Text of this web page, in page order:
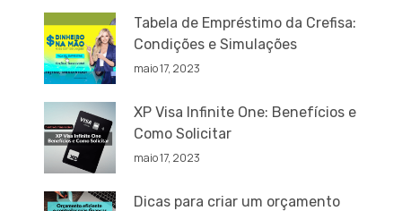
Tabela de Empréstimo da Crefisa:
Condições e Simulações
maio 17, 2023
XP Visa Infinite One: Benefícios e
Como Solicitar
maio 17, 2023
Dicas para criar um orçamento